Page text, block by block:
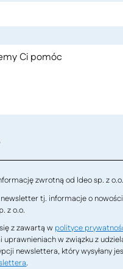
zwrotną od Ideo sp. z o.o.
tj. informacje o
z o.o.
z zawartą w polityce
uprawnieniach w związku z
newslettera, który wysyłany
.